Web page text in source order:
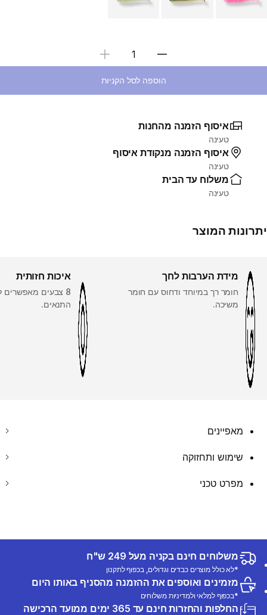
בחירת כמות
הוספה לסל הקניות
איסוף הזמנה מהחנות
טעינה
איסוף הזמנה מנקודת איסוף
טעינה
משלוח עד הבית
טעינה
יתרונות המוצר
מידת הערבות לחך
חומר רך במיוחד ודחוס עם חומר
משיכה.
איכות חזותית
8 צבעים מאפשרים
התנאים.
מאפיינים
שימוש ותחזוקה
מפרט טכני
משלוחים חינם בקניה מעל 249 ש"ח
*לא כולל מוצרים כבדים וגדולים, בכפוף לתקנון
מזמינים ואוספים את ההזמנה מהסניף באותו היום
*בכפוף למלאי ולמדיניות משלוחים
החלפות והחזרות חינם עד 365 ימים ממועד הרכישה